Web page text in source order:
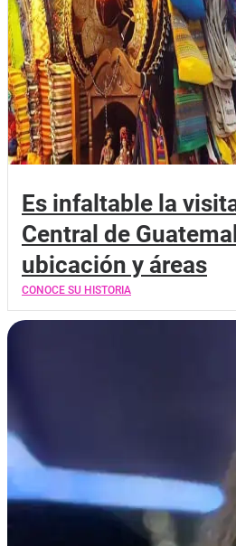
Es infaltable la
Central de
ubicación y áreas
CONOCE SU HISTORIA